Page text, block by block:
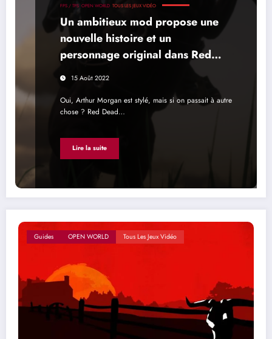
FPS / TPS OPEN WORLD TOUS LES JEUX VIDÉO
Un ambitieux mod propose une
nouvelle histoire et un
personnage original dans Red
15 Août 2022
Oui, Arthur Morgan est stylé, mais si on passait à autre
chose ? Red Dead…
Lire la suite
Guides OPEN WORLD Tous Les Jeux Vidéo